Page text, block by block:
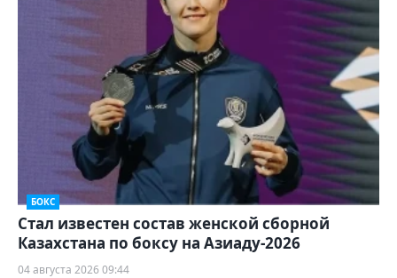
БОКС
Стал известен состав женской сборной
Казахстана по боксу на Азиаду-2026
04 августа 2026 09:44